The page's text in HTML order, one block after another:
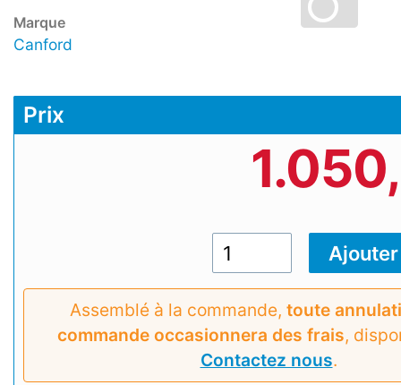
Marque
Canford
Prix
Assemblé à la commande, toute
commande occasionnera des frais,
Contactez nous.